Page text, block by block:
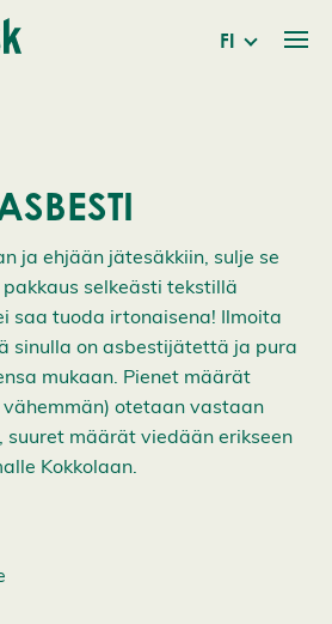
FI
ja ehjään jätesäkkiin, sulje se
selkeästi tekstillä
saa tuoda irtonaisena! Ilmoita
sinulla on asbestijätettä ja pura
mukaan. Pienet määrät
otetaan vastaan
määrät viedään erikseen
Kokkolaan.